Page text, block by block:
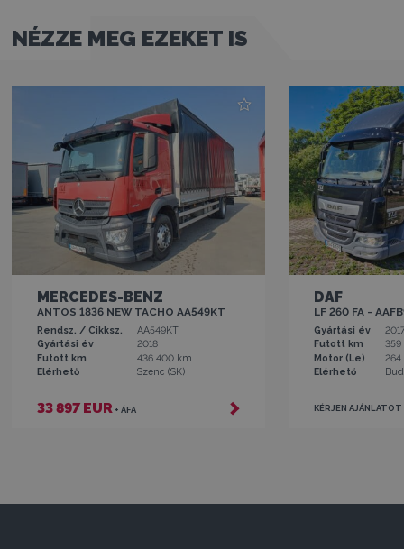
NÉZZE MEG EZEKET IS
MERCEDES-BENZ
ANTOS 1836 NEW TACHO AA549KT
Rendsz. / Cikksz.
AA549KT
Gyártási év
2018
Futott km
436 400 km
Elérhető
Szenc (SK)
33 897 EUR + ÁFA
DAF
LF 260 FA -
Gyártási év
Futott km
Motor (Le)
264
Elérhető
KÉRJEN AJÁNLATOT